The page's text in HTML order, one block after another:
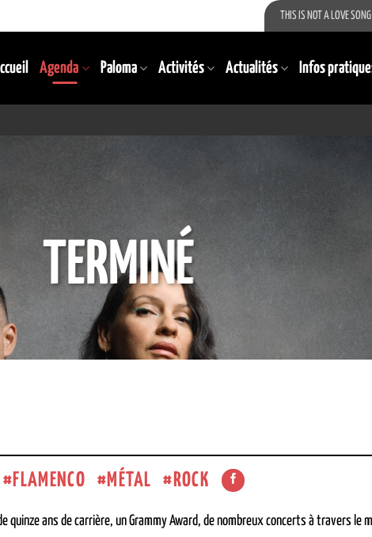
THIS IS NOT A LOVE SONG
Agenda Paloma Activités Actualités Infos
TERMINÉ
FLAMENCO MÉTAL ROCK
quinze ans de carrière, un Grammy Award, de nombreux concerts à travers le